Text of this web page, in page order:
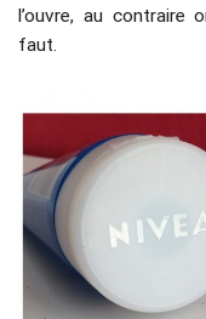
l’ouvre, au contraire
faut.